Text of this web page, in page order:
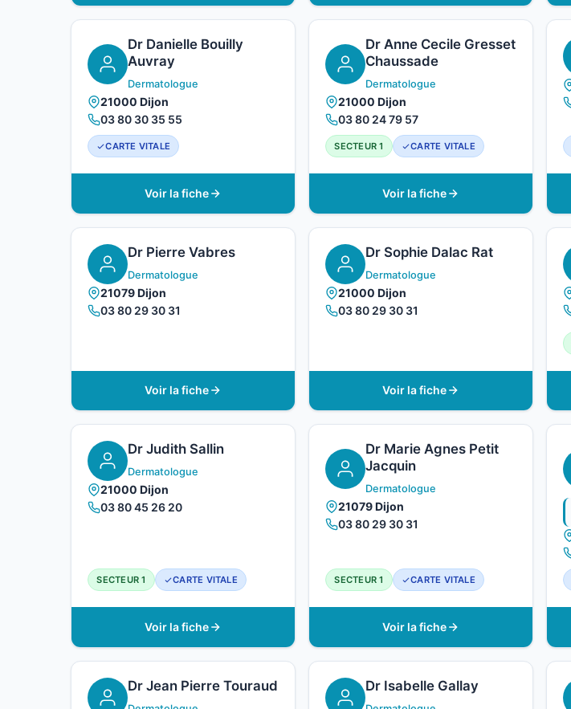
Dr Danielle Bouilly
Auvray
Dermatologue
21000 Dijon
03 80 30 35 55
CARTE VITALE
Voir la fiche
Dr Anne Cecile Gresset
Chaussade
Dermatologue
21000 Dijon
03 80 24 79 57
SECTEUR 1 CARTE VITALE
Voir la fiche
Dr Pierre Vabres
Dermatologue
21079 Dijon
03 80 29 30 31
Voir la fiche
Dr Sophie Dalac Rat
Dermatologue
21000 Dijon
03 80 29 30 31
Voir la fiche
Dr Judith Sallin
Dermatologue
21000 Dijon
03 80 45 26 20
SECTEUR 1 CARTE VITALE
Voir la fiche
Dr Marie Agnes Petit
Jacquin
Dermatologue
21079 Dijon
03 80 29 30 31
SECTEUR 1 CARTE VITALE
Voir la fiche
Dr Jean Pierre Touraud Dr Isabelle Gallay